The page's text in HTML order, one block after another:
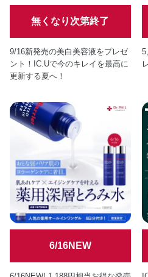
無くなり次第終了
9/16新発売の美白美容液をプレゼ
ント！IC.Uで今のキレイを最高に
更新する夏へ！
6/16NEW